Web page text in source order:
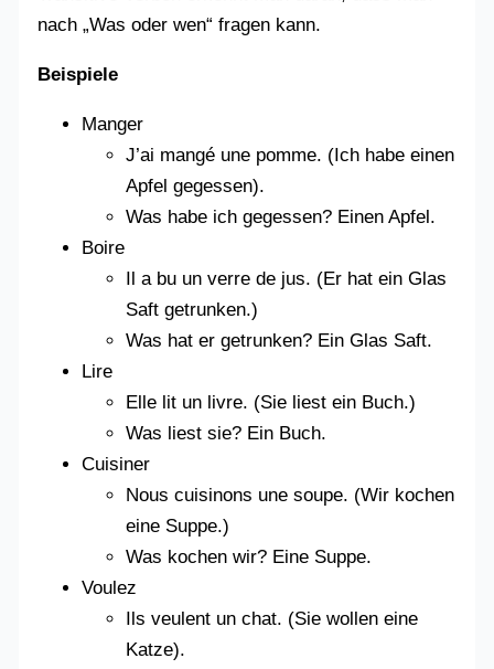
nach „Was oder wen“ fragen kann.
Beispiele
Manger
J’ai mangé une pomme. (Ich habe einen
Apfel gegessen).
Was habe ich gegessen? Einen Apfel.
Boire
Il a bu un verre de jus. (Er hat ein Glas
Saft getrunken.)
Was hat er getrunken? Ein Glas Saft.
Lire
Elle lit un livre. (Sie liest ein Buch.)
Was liest sie? Ein Buch.
Cuisiner
Nous cuisinons une soupe. (Wir kochen
eine Suppe.)
Was kochen wir? Eine Suppe.
Voulez
Ils veulent un chat. (Sie wollen eine
Katze).